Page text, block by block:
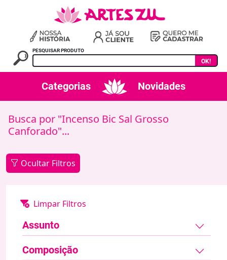
PESQUISAR PRODUTO
OK!
Categorias Novidades
Busca por "Incenso Bic Sal Grosso
Canforado"...
Ocultar Filtros
Assunto
Composição